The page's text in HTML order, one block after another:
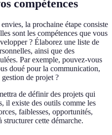
compétences
la prochaine étape consiste
sont les compétences que vous
? Élaborez une liste de
ainsi que des
Par exemple, pouvez-vous
doué pour la communication,
de projet ?
de définir des projets qui
il existe des outils comme les
faiblesses, opportunités,
cette démarche.